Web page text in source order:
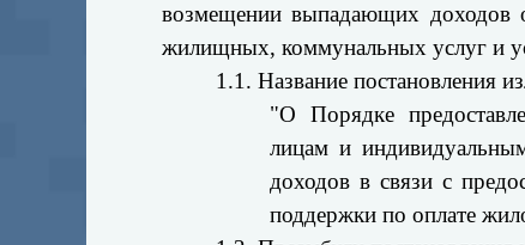
возмещении выпадающих доходов
жилищных, коммунальных услуг и
1.1. Название постановления
"О Порядке
лицам и
доходов в связи с
поддержки по оплате